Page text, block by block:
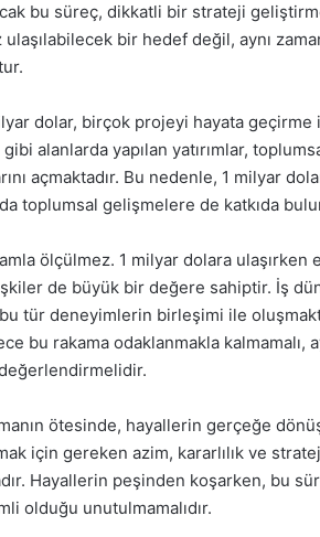
bu süreç, dikkatli bir strateji
bir hedef değil, aynı
dolar, birçok projeyi hayata geçirme
alanlarda yapılan yatırımlar,
açmaktadır. Bu nedenle, 1 milyar
toplumsal gelişmelere de katkıda
ölçülmez. 1 milyar dolara ulaşırken
de büyük bir değere sahiptir. İş
tür deneyimlerin birleşimi ile
bu rakama odaklanmakla kalmamalı,
ötesinde, hayallerin gerçeğe
için gereken azim, kararlılık ve
Hayallerin peşinden koşarken, bu
olduğu unutulmamalıdır.